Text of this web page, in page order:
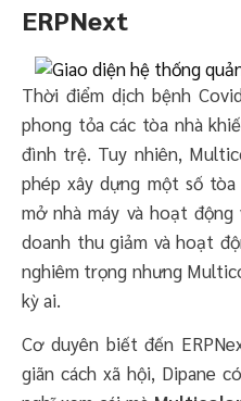
ERPNext
Thời điểm dịch bệnh
phong tỏa các tòa nhà
đình trệ. Tuy nhiên,
phép xây dựng một số
mở nhà máy và hoạt
doanh thu giảm và hoạt
nghiêm trọng nhưng
kỳ ai.
Cơ duyên biết đến
giãn cách xã hội, Dipane